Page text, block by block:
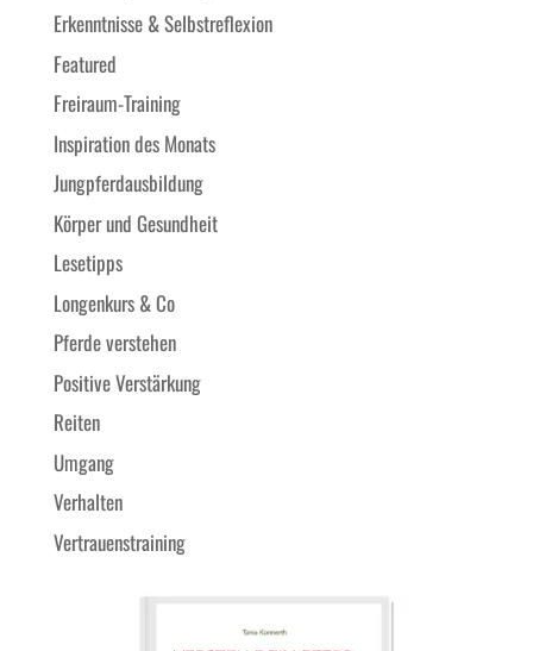
Erkenntnisse & Selbstreflexion
Featured
Freiraum-Training
Inspiration des Monats
Jungpferdausbildung
Körper und Gesundheit
Lesetipps
Longenkurs & Co
Pferde verstehen
Positive Verstärkung
Reiten
Umgang
Verhalten
Vertrauenstraining